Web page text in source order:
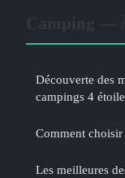
Découverte des
campings 4
Comment
Les meilleures